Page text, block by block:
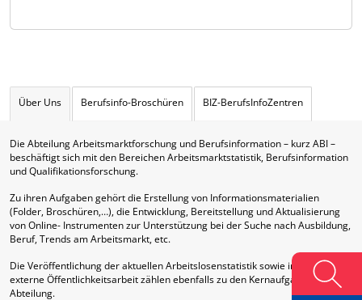
Über Uns Berufsinfo-Broschüren BIZ-BerufsInfoZentren
Die Abteilung Arbeitsmarktforschung und Berufsinformation – kurz ABI –
beschäftigt sich mit den Bereichen Arbeitsmarktstatistik, Berufsinformation
und Qualifikationsforschung.
Zu ihren Aufgaben gehört die Erstellung von Informationsmaterialien
(Folder, Broschüren,…), die Entwicklung, Bereitstellung und Aktualisierung
von Online- Instrumenten zur Unterstützung bei der Suche nach Ausbildung,
Beruf, Trends am Arbeitsmarkt, etc.
Die Veröffentlichung der aktuellen Arbeitslosenstatistik sowie interne und
externe Öffentlichkeitsarbeit zählen ebenfalls zu den Kernaufgaben dieser
Abteilung.